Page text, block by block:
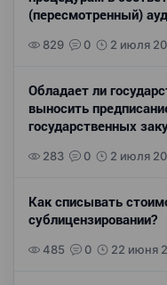
(пересмотренный)
829 0 2 июля
Обладает ли
выносить
государственных
283 0 2 июля
Как списывать
сублицензировании?
485 0 22 июня